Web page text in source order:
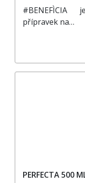
#BENEFÌCIA
přípravek na…
PERFECTA 500